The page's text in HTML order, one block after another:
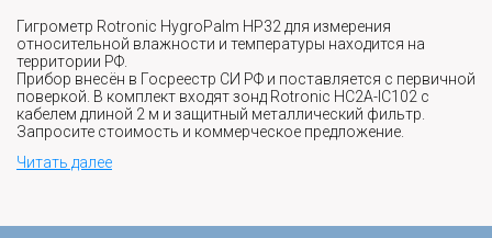
Гигрометр Rotronic HygroPalm HP32 для измерения
относительной влажности и температуры находится на
территории РФ.
Прибор внесён в Госреестр СИ РФ и поставляется с первичной
поверкой. В комплект входят зонд Rotronic HC2A-IC102 с
кабелем длиной 2 м и защитный металлический фильтр.
Запросите стоимость и коммерческое предложение.
Читать далее